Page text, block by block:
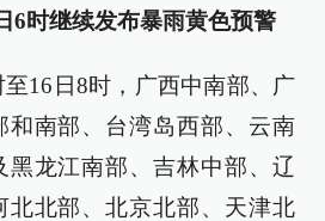
6时继续发布暴雨黄色预警
16日8时，广西中南部、广
和南部、台湾岛西部、云南
黑龙江南部、吉林中部、辽
北北部、北京北部、天津北